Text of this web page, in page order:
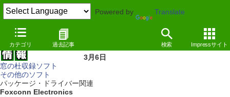
Powered by Translate
カテゴリ 過去記事 検索 Impressサイト
3月6日
窓の杜収録ソフト
その他のソフト
パッケージ・ドライバー関連
Foxconn Electronics